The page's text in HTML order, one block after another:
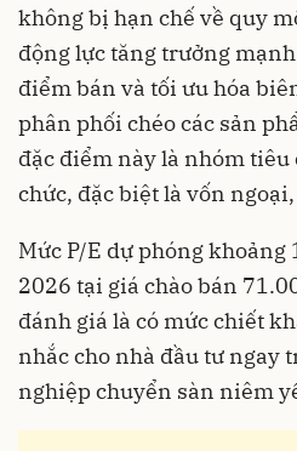
không bị hạn chế về quy
động lực tăng trưởng
điểm bán và tối ưu hóa
phân phối chéo các sản
đặc điểm này là nhóm
chức, đặc biệt là vốn
Mức P/E dự phóng khoảng
2026 tại giá chào bán
đánh giá là có mức chiết
nhắc cho nhà đầu tư ngay
nghiệp chuyển sàn niêm